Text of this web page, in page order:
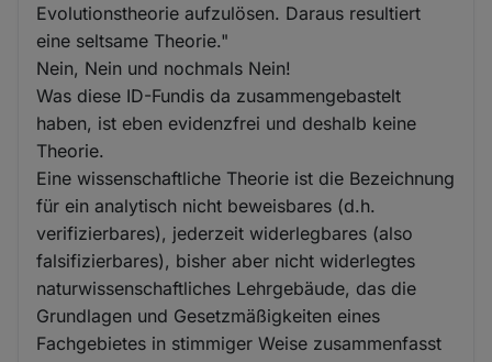
Evolutionstheorie aufzulösen. Daraus resultiert
eine seltsame Theorie."
Nein, Nein und nochmals Nein!
Was diese ID-Fundis da zusammengebastelt
haben, ist eben evidenzfrei und deshalb keine
Theorie.
Eine wissenschaftliche Theorie ist die Bezeichnung
für ein analytisch nicht beweisbares (d.h.
verifizierbares), jederzeit widerlegbares (also
falsifizierbares), bisher aber nicht widerlegtes
naturwissenschaftliches Lehrgebäude, das die
Grundlagen und Gesetzmäßigkeiten eines
Fachgebietes in stimmiger Weise zusammenfasst